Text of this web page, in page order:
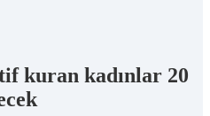
kuran kadınlar 20